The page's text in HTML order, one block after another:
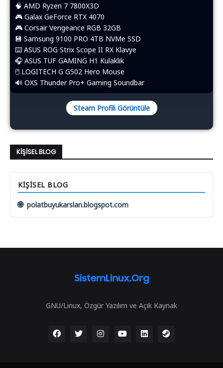
🧠 AMD Ryzen 7 7800X3D
🎮 Galax GeForce RTX 4070
🎮 Corsair Vengeance RGB 32GB
💾 Samsung 9100 PRO 4TB NVMe SSD
⌨️​ ASUS ROG Strix Scope II RX Klavye
🎧 ASUS TUF GAMING H1 Kulaklık
🖱️​ LOGITECH G G502 Hero Mouse
🔊 OXS Thunder Pro+ Gaming Soundbar
Steam Profili Görüntüle
KIŞISEL BLOG
KIŞISEL BLOG
🌐 polatbuyukarslan.blogspot.com
GNU/Linux, Özgür Yazılım ve Açık Kaynak